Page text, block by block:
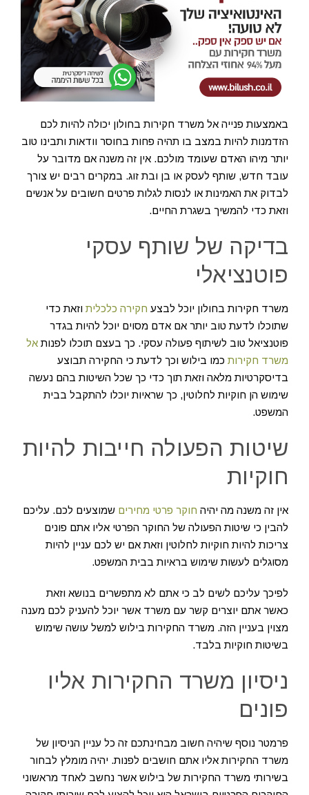
באמצעות פנייה אל משרד חקירות בחולון יכולה להיות לכם
הזדמנות להיות במצב בו תהיה פחות בחוסר וודאות ותבינו טוב
יותר מיהו האדם שעומד מולכם. אין זה משנה אם מדובר על
עובד חדש, שותף לעסק או בן ובת זוג. במקרים רבים יש צורך
לבדוק את האמינות או לנסות לגלות פרטים חשובים על אנשים
וזאת כדי להמשיך בשגרת החיים.
בדיקה של שותף עסקי
פוטנציאלי
משרד חקירות בחולון יוכל לבצע חקירה כלכלית וזאת כדי
שתוכלו לדעת טוב יותר אם אדם מסוים יוכל להיות בגדר
פוטנציאל טוב לשיתוף פעולה עסקי. כך בעצם תוכלו לפנות אל
משרד חקירות כמו בילוש וכך לדעת כי החקירה תבוצע
בדיסקרטיות מלאה וזאת תוך כדי כך שכל השיטות בהם נעשה
שימוש הן חוקיות לחלוטין, כך שראיות יוכלו להתקבל בבית
המשפט.
שיטות הפעולה חייבות להיות
חוקיות
אין זה משנה מה יהיה חוקר פרטי מחירים שמוצעים לכם. עליכם
להבין כי שיטות הפעולה של החוקר הפרטי אליו אתם פונים
צריכות להיות חוקיות לחלוטין וזאת אם יש לכם עניין להיות
מסוגלים לעשות שימוש בראיות בבית המשפט.
לפיכך עליכם לשים לב כי אתם לא מתפשרים בנושא וזאת
כאשר אתם יוצרים קשר עם משרד אשר יוכל להעניק לכם מענה
מצוין בעניין הזה. משרד החקירות בילוש למשל עושה שימוש
בשיטות חוקיות בלבד.
ניסיון משרד החקירות אליו
פונים
פרמטר נוסף שיהיה חשוב מבחינתכם זה כל עניין הניסיון של
משרד החקירות אליו אתם חושבים לפנות. יהיה מומלץ לבחור
בשירותי משרד החקירות של בילוש אשר נחשב לאחד מראשוני